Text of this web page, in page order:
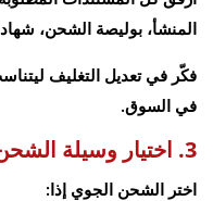
المنشأ، بوليصة الشحن،
فكّر في تعديل التغليف
في السوق.
3. اختيار وسيلة الشحن المناسبة
اختر الشحن الجوي إذا: